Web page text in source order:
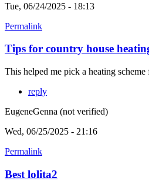
Tue, 06/24/2025 - 18:13
Permalink
Tips for country house
This helped me pick a heating
reply
EugeneGenna (not verified)
Wed, 06/25/2025 - 21:16
Permalink
Best lolita2